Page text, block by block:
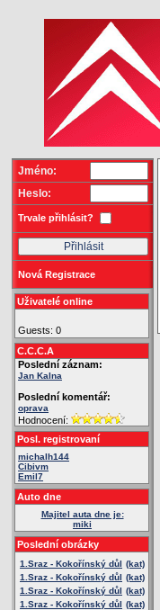
Jméno:
Heslo:
Trvale přihlásit?
Nová Registrace
Uživatelé online
Guests: 0
C.C.C.A
Poslední záznam:
Jan Kalna
Poslední komentář:
oprava
Hodnocení:
Posl. registrovaní
michalh144
Cibivm
Emil7
Auto dne
Majitel auta dne je:
miki
Poslední obrázky
1.Sraz - Kokořínský důl (kat)
1.Sraz - Kokořínský důl (kat)
1.Sraz - Kokořínský důl (kat)
1.Sraz - Kokořínský důl (kat)